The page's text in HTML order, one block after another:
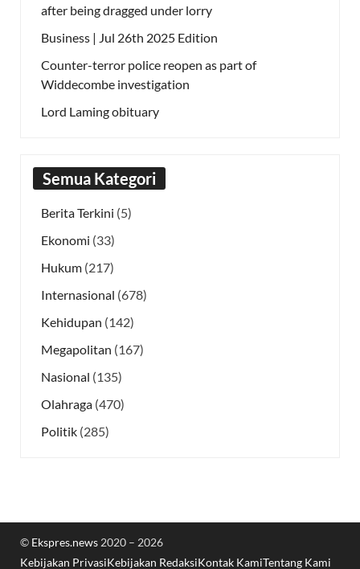
after being dragged under lorry
Business | Jul 26th 2025 Edition
Counter-terror police reopen as part of
Widdecombe investigation
Lord Laming obituary
Semua Kategori
Berita Terkini (5)
Ekonomi (33)
Hukum (217)
Internasional (678)
Kehidupan (142)
Megapolitan (167)
Nasional (135)
Olahraga (470)
Politik (285)
© Ekspres.news 2020 – 2026
Kebijakan PrivasiKebijakan RedaksiKontak KamiTentang Kami